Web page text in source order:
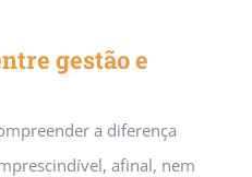
gestão e
a diferença
afinal, nem